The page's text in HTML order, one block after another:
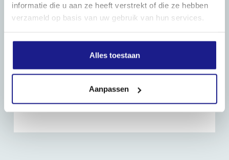
informatie die u aan ze heeft verstrekt of die ze hebben
verzameld op basis van uw gebruik van hun services.
Alles toestaan
Aanpassen